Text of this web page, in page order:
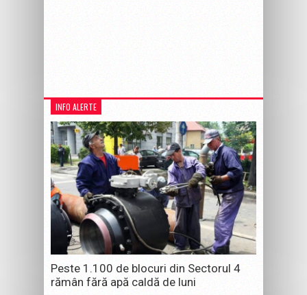
INFO ALERTE
Peste 1.100 de blocuri din Sectorul 4
rămân fără apă caldă de luni